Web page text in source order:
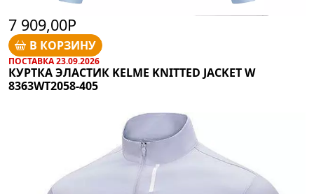
7 909,00Р
В КОРЗИНУ
ПОСТАВКА 23.09.2026
КУРТКА ЭЛАСТИК KELME KNITTED JACKET W
8363WT2058-405